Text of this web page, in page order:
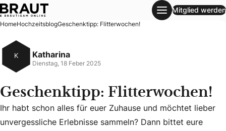
Geschenktipp: Flitterwochen!
Mitglied werden
HomeHochzeitsblogGeschenktipp: Flitterwochen!
K Katharina
Dienstag, 18 Feber 2025
Geschenktipp: Flitterwochen!
Ihr habt schon alles für euer Zuhause und möchtet lieber
unvergessliche Erlebnisse sammeln? Dann bittet eure